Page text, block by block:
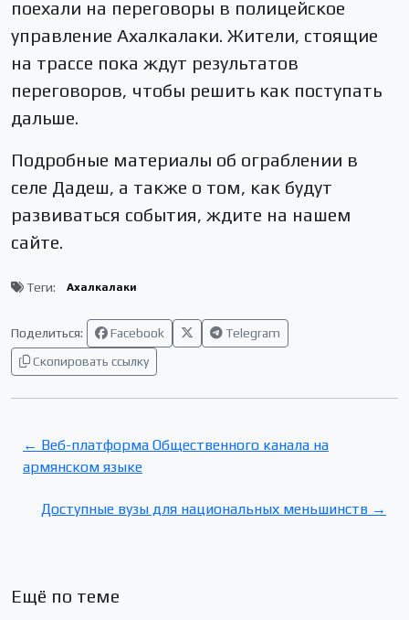
поехали на переговоры в полицейское
управление Ахалкалаки. Жители, стоящие
на трассе пока ждут результатов
переговоров, чтобы решить как поступать
дальше.
Подробные материалы об ограблении в
селе Дадеш, а также о том, как будут
развиваться события, ждите на нашем
сайте.
Теги: Ахалкалаки
Поделиться: Facebook
Telegram
Скопировать ссылку
← Веб-платформа Общественного канала на
армянском языке
Доступные вузы для национальных меньшинств →
Ещё по теме